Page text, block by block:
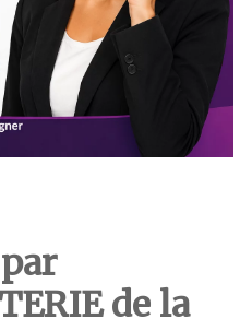
de la